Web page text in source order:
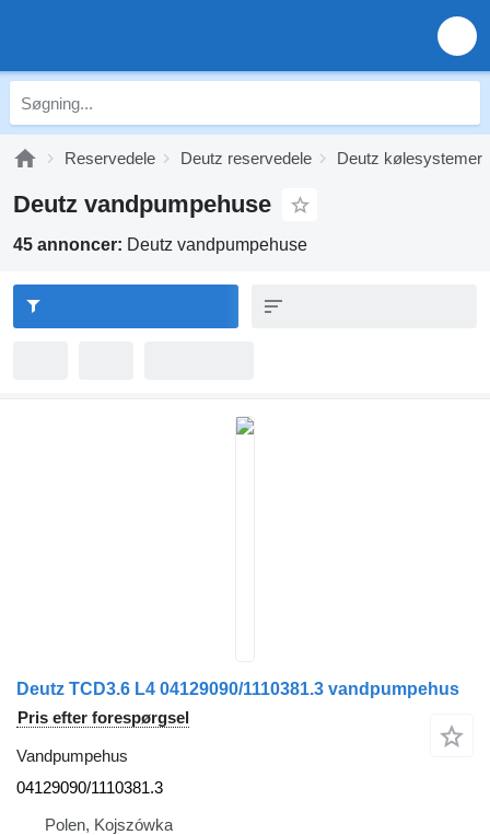
Reservedele Deutz reservedele Deutz kølesystemer
Deutz vandpumpehuse
45 annoncer: Deutz vandpumpehuse
Deutz TCD3.6 L4 04129090/1110381.3 vandpumpehus
Pris efter forespørgsel
Vandpumpehus
04129090/1110381.3
Polen, Kojszówka